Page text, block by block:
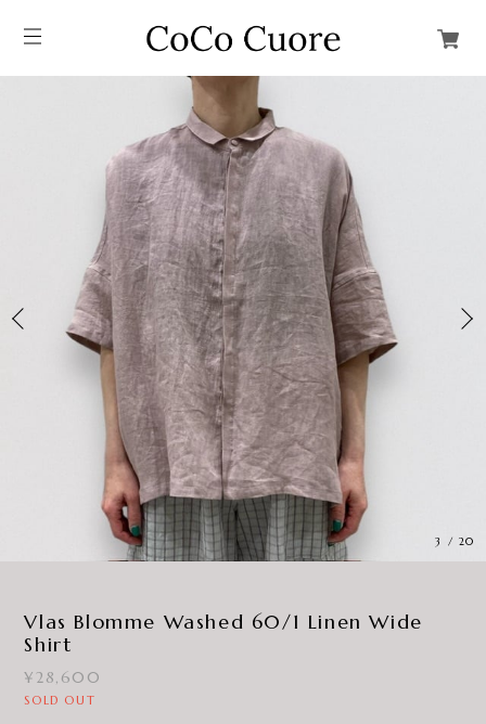
3 / 20
Vlas Blomme Washed 60/1 Linen Wide
Shirt
¥28,600
SOLD OUT